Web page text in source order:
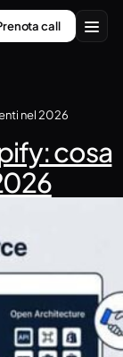
call
nel 2026
cosa